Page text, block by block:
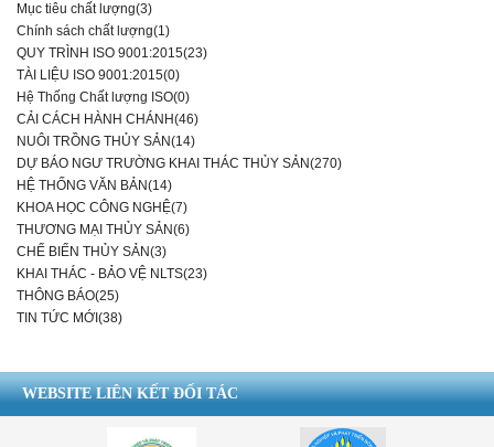
Mục tiêu chất lượng(3)
Chính sách chất lượng(1)
QUY TRÌNH ISO 9001:2015(23)
TÀI LIỆU ISO 9001:2015(0)
Hệ Thống Chất lượng ISO(0)
CẢI CÁCH HÀNH CHÁNH(46)
NUÔI TRỒNG THỦY SẢN(14)
DỰ BÁO NGƯ TRƯỜNG KHAI THÁC THỦY SẢN(270)
HỆ THỐNG VĂN BẢN(14)
KHOA HỌC CÔNG NGHỆ(7)
THƯƠNG MẠI THỦY SẢN(6)
CHẾ BIẾN THỦY SẢN(3)
KHAI THÁC - BẢO VỆ NLTS(23)
THÔNG BÁO(25)
TIN TỨC MỚI(38)
WEBSITE LIÊN KẾT ĐỐI TÁC